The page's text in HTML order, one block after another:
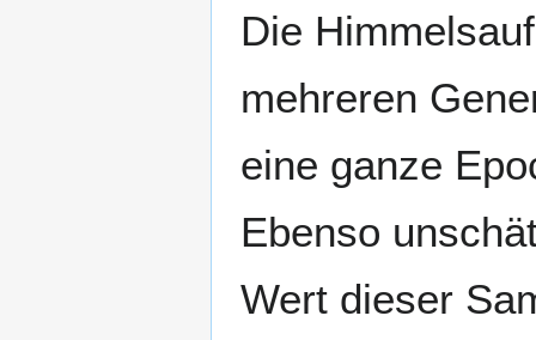
Die
mehreren
eine ganze
Ebenso
Wert dieser